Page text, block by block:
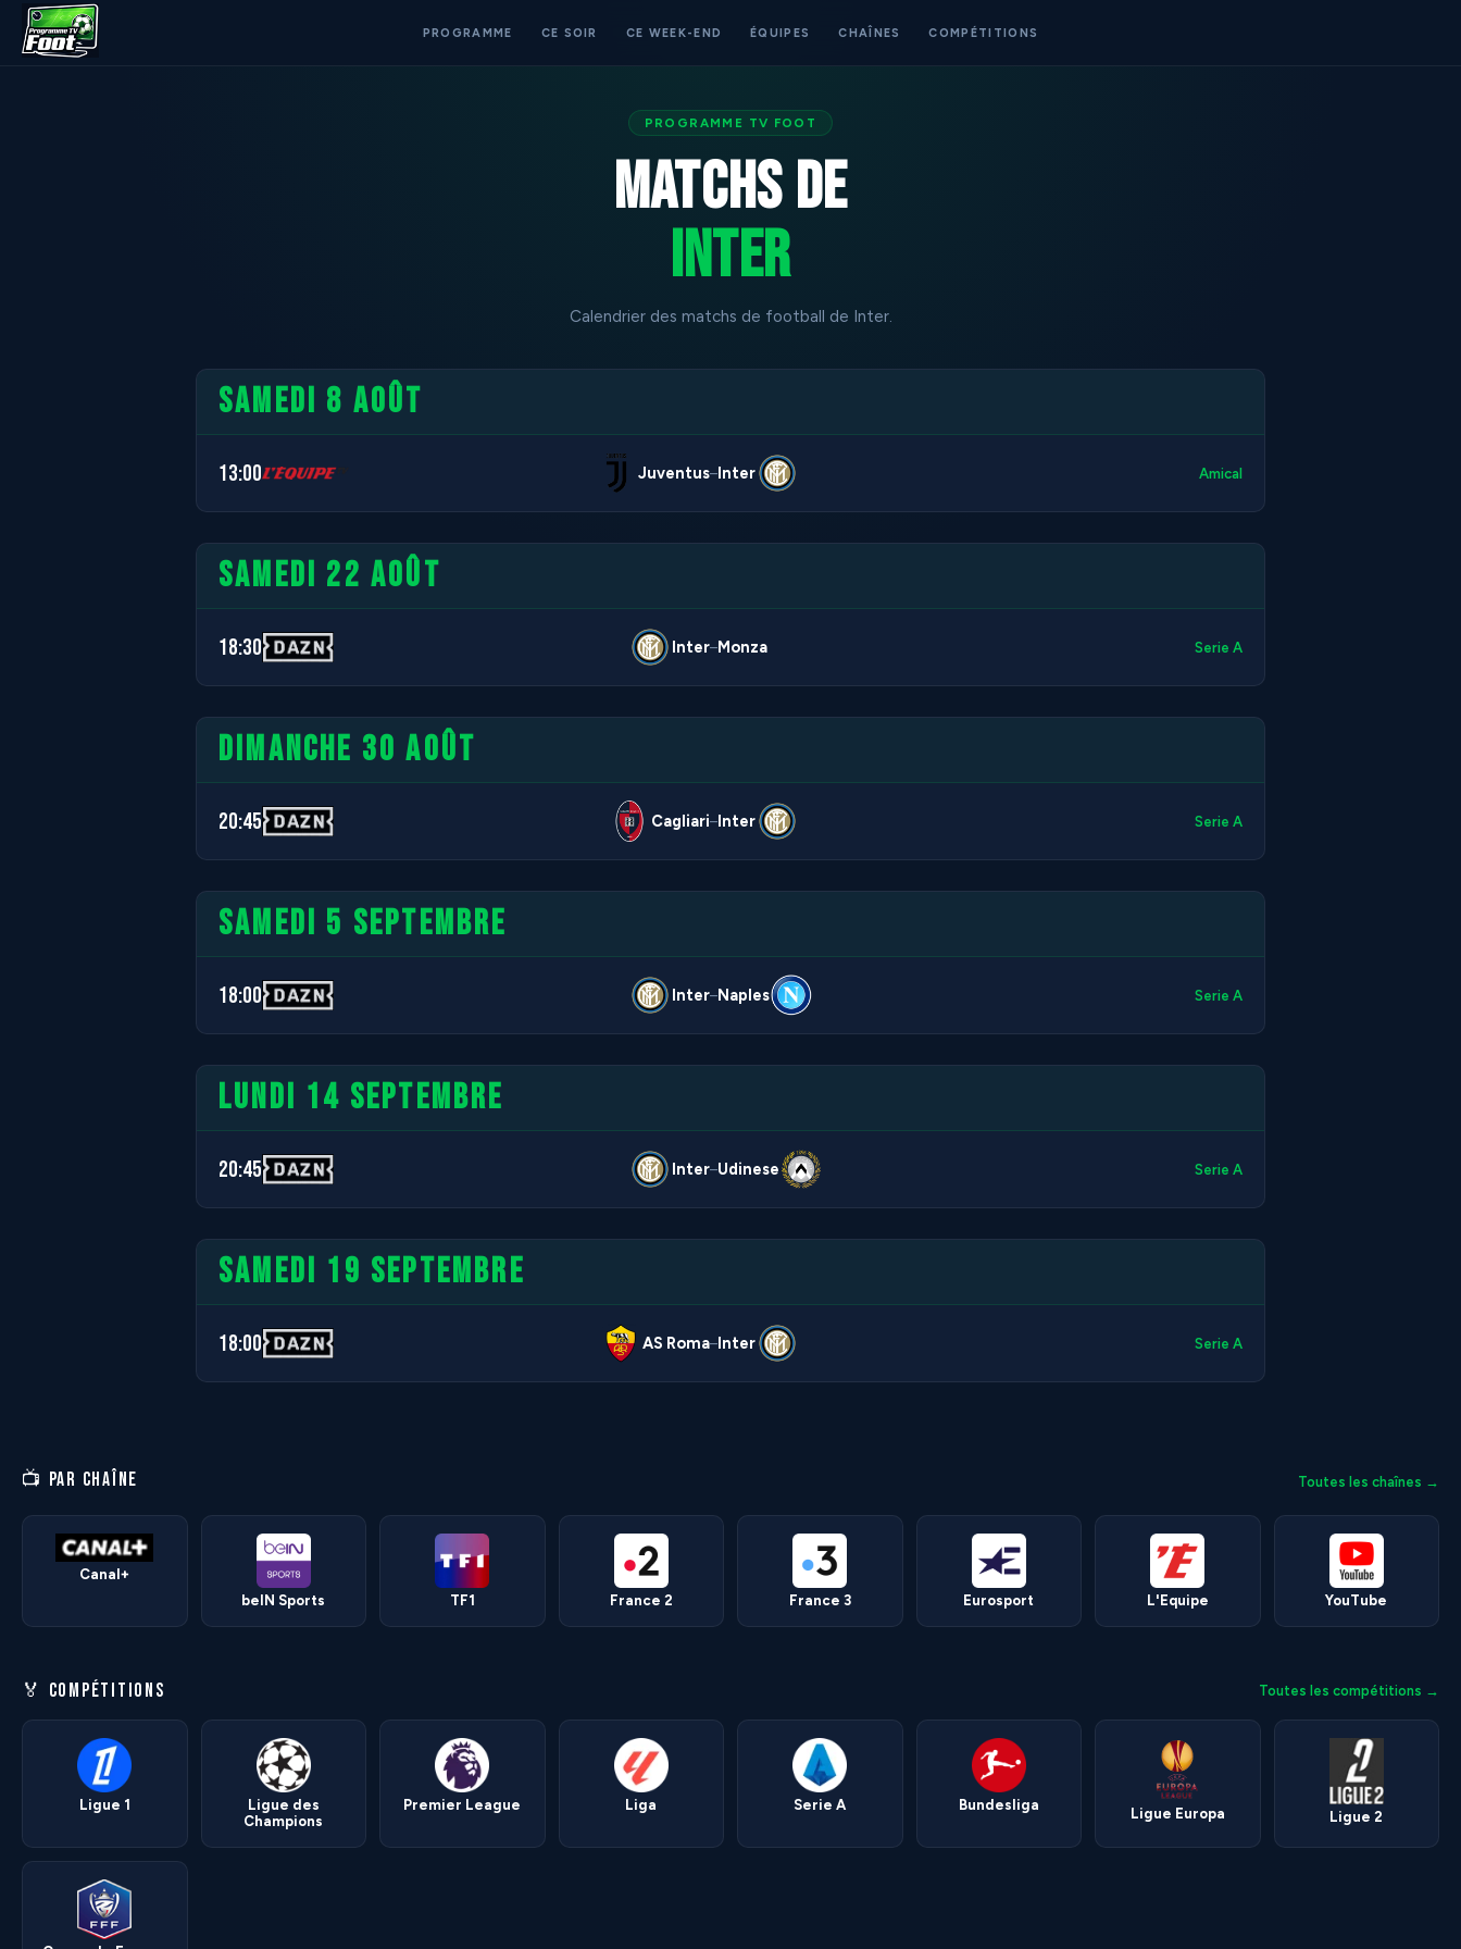
PROGRAMME CE SOIR CE WEEK-END ÉQUIPES CHAÎNES COMPÉTITIONS
PROGRAMME TV FOOT
Matchs de
Inter
Calendrier des matchs de football de Inter.
SAMEDI 8 AOÛT
13:00 Juventus–Inter Amical
SAMEDI 22 AOÛT
18:30 Inter–Monza Serie A
DIMANCHE 30 AOÛT
20:45 Cagliari–Inter Serie A
SAMEDI 5 SEPTEMBRE
18:00 Inter–Naples Serie A
LUNDI 14 SEPTEMBRE
20:45 Inter–Udinese Serie A
SAMEDI 19 SEPTEMBRE
18:00 AS Roma–Inter Serie A
📺 PAR CHAÎNE Toutes les chaînes →
Canal+
beIN Sports
TF1 France 2 France 3 Eurosport L'Equipe YouTube
🏅 COMPÉTITIONS Toutes les compétitions →
Ligue 1
Ligue des
Champions
Premier League Liga Serie A Bundesliga Ligue Europa Ligue 2